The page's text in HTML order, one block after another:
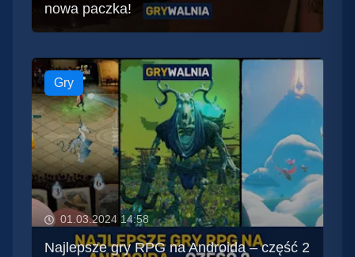
nowa paczka!
Gry
01.03.2024 14:58
Najlepsze gry RPG na Androida – część 2